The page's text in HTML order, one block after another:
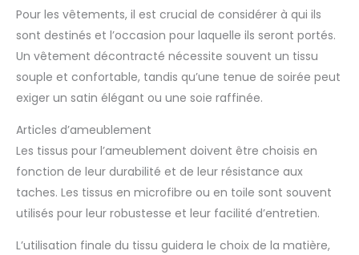
Pour les vêtements, il est crucial de considérer à qui ils
sont destinés et l’occasion pour laquelle ils seront portés.
Un vêtement décontracté nécessite souvent un tissu
souple et confortable, tandis qu’une tenue de soirée peut
exiger un satin élégant ou une soie raffinée.
Articles d’ameublement
Les tissus pour l’ameublement doivent être choisis en
fonction de leur durabilité et de leur résistance aux
taches. Les tissus en microfibre ou en toile sont souvent
utilisés pour leur robustesse et leur facilité d’entretien.
L’utilisation finale du tissu guidera le choix de la matière,